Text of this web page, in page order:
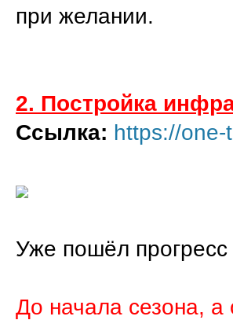
при желании.
2. Постройка
Ссылка: https://
Уже пошёл
До начала сезона, а